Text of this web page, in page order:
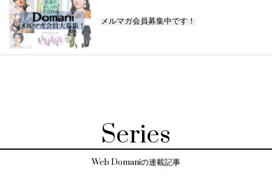
メルマガ会員募集中です！
Series
Web Domaniの連載記事